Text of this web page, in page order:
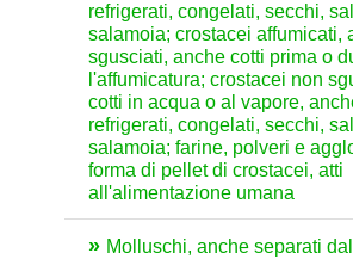
refrigerati, congelati, secchi,
salamoia; crostacei affumicati,
sgusciati, anche cotti prima o
l'affumicatura; crostacei non
cotti in acqua o al vapore,
refrigerati, congelati, secchi,
salamoia; farine, polveri e
forma di pellet di crostacei, atti
all'alimentazione umana
Molluschi, anche separati